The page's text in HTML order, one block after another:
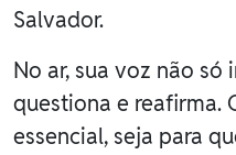
Salvador.
No ar, sua voz não só
questiona e reafirma.
essencial, seja para